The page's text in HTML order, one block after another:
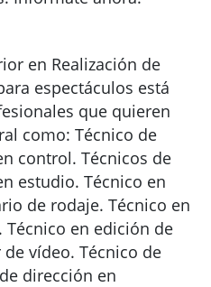
en Realización de
espectáculos está
que quieren
como: Técnico de
control. Técnicos de
estudio. Técnico en
de rodaje. Técnico en
en edición de
de vídeo. Técnico de
dirección en